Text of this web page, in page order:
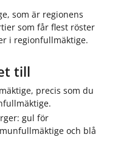
som är regionens
som får flest röster
i regionfullmäktige.
till
precis som du
gul för
och blå